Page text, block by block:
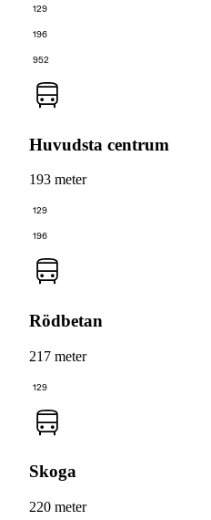
129
196
952
Huvudsta centrum
193 meter
129
196
Rödbetan
217 meter
129
Skoga
220 meter